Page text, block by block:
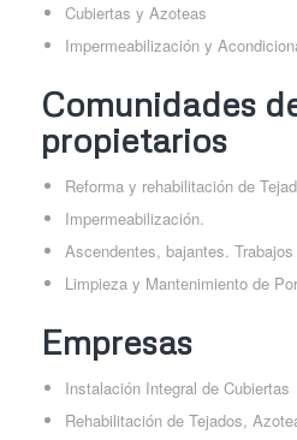
Cubiertas y Azoteas
Impermeabilización y
Comunidades
propietarios
Reforma y rehabilitación de
Impermeabilización.
Ascendentes, bajantes.
Limpieza y Mantenimiento de
Empresas
Instalación Integral de Cubiertas
Rehabilitación de Tejados,